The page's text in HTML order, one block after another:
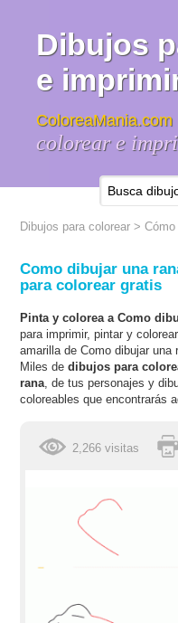
Dibujos
e
ColoreaMania.com
colorear e
Dibujos para colorear >Cómo
Como dibujar una
para colorear gratis
Pinta y colorea a Como
para imprimir, pintar y
amarilla de Como dibujar una
Miles dedibujos para
rana, de tus personajes y
coloreables que encontrarás
2,266 visitas